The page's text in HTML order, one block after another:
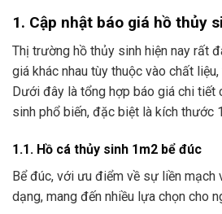
1. Cập nhật báo giá hồ thủy
Thị trường hồ thủy sinh hiện nay rất
giá khác nhau tùy thuộc vào chất
Dưới đây là tổng hợp báo giá chi tiết
sinh phổ biến, đặc biệt là kích thước
1.1. Hồ cá thủy sinh 1m2 bể đúc
Bể đúc, với ưu điểm về sự liền mạch
dạng, mang đến nhiều lựa chọn cho